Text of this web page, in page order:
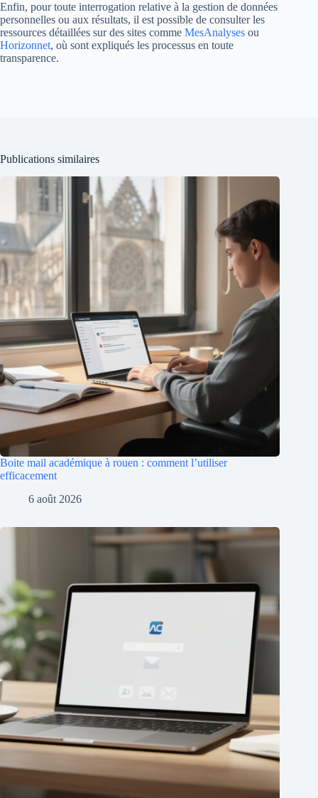
Enfin, pour toute interrogation relative à la gestion de données
personnelles ou aux résultats, il est possible de consulter les
ressources détaillées sur des sites comme MesAnalyses ou
Horizonnet, où sont expliqués les processus en toute
transparence.
Publications similaires
Boite mail académique à rouen : comment l’utiliser
efficacement
6 août 2026